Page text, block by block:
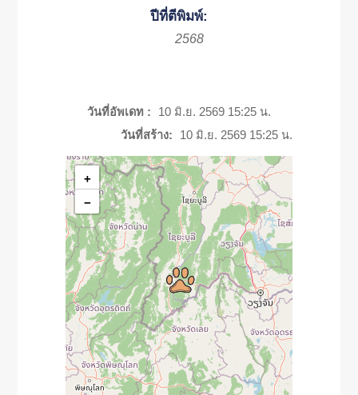
ปีที่ตีพิมพ์:
2568
วันที่อัพเดท :
10 มิ.ย. 2569 15:25 น.
วันที่สร้าง:
10 มิ.ย. 2569 15:25 น.
+
−